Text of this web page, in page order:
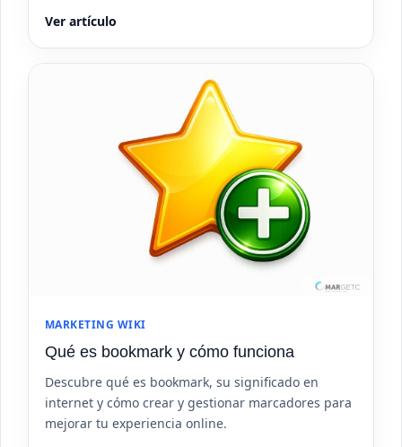
Ver artículo
MARKETING WIKI
Qué es bookmark y cómo funciona
Descubre qué es bookmark, su significado en
internet y cómo crear y gestionar marcadores para
mejorar tu experiencia online.